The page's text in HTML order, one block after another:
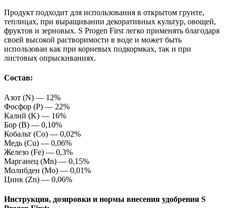
Продукт подходит для использования в открытом грунте,
теплицах, при выращивании декоративных культур, овощей,
фруктов и зерновых. S Progen First легко применять благодаря
своей высокой растворимости в воде и может быть
использован как при корневых подкормках, так и при
листовых опрыскиваниях.
Состав:
Азот (N) — 12%
Фосфор (P) — 22%
Калий (K) — 16%
Бор (B) — 0,10%
Кобальт (Co) — 0,02%
Медь (Cu) — 0,06%
Железо (Fe) — 0,3%
Марганец (Mn) — 0,15%
Молибден (Mo) — 0,01%
Цинк (Zn) — 0,06%
Инструкция, дозировки и нормы внесения удобрения S